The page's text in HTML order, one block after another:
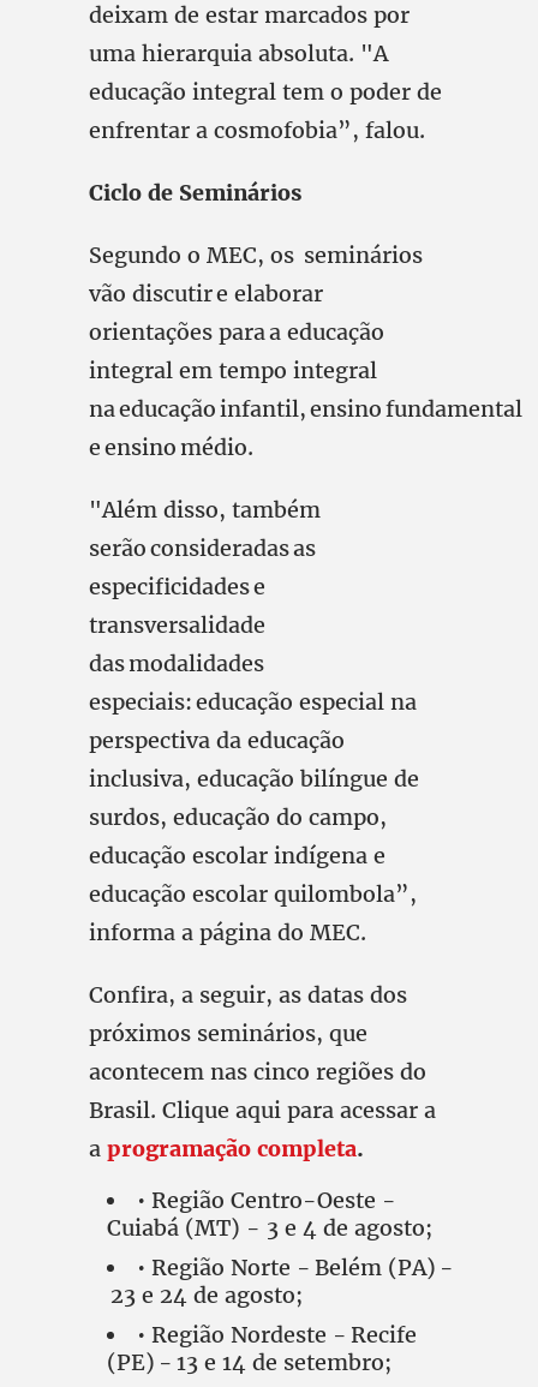
deixam de estar marcados por
uma hierarquia absoluta. "A
educação integral tem o poder de
enfrentar a cosmofobia”, falou.
Ciclo de Seminários
Segundo o MEC, os seminários
vão discutir e elaborar
orientações para a educação
integral em tempo integral
na educação infantil, ensino fundamental
e ensino médio.
"Além disso, também
serão consideradas as
especificidades e
transversalidade
das modalidades
especiais: educação especial na
perspectiva da educação
inclusiva, educação bilíngue de
surdos, educação do campo,
educação escolar indígena e
educação escolar quilombola”,
informa a página do MEC.
Confira, a seguir, as datas dos
próximos seminários, que
acontecem nas cinco regiões do
Brasil. Clique aqui para acessar a
a programação completa.
• Região Centro-Oeste -
Cuiabá (MT) - 3 e 4 de agosto;
• Região Norte - Belém (PA) -
23 e 24 de agosto;
• Região Nordeste - Recife
(PE) - 13 e 14 de setembro;